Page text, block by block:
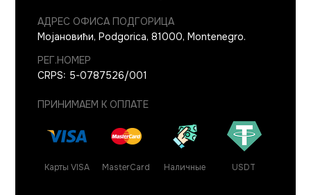
АДРЕС ОФИСА ПОДГОРИЦА
Мојановићи,Podgorica,81000,Montenegro.
РЕГ.НОМЕР
CRPS: 5-0787526/001
ПРИНИМАЕМ К ОПЛАТЕ
Карты VISA MasterCard Наличные USDT